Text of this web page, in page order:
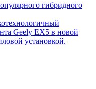
гибридного
Geely EX5 в новой
установкой.